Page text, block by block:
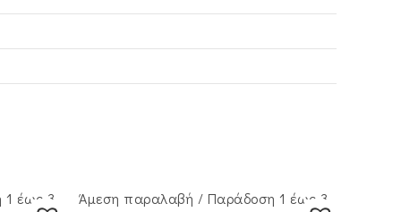
έως 3
Άμεση παραλαβή / Παράδoση 1 έως 3